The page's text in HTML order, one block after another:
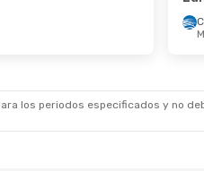
- Mié., 26
Jue., 29 Oct.- Lun., 2
los periodos especificados y no